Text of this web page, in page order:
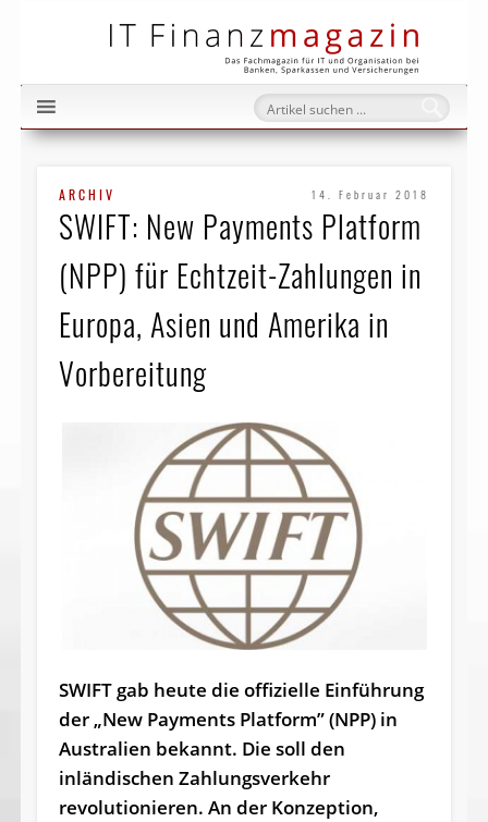
ARCHIV 14. Februar 2018
SWIFT: New Payments Platform
(NPP) für Echtzeit-Zahlungen in
Europa, Asien und Amerika in
Vorbereitung
SWIFT gab heute die offizielle Einführung
der „New Payments Platform” (NPP) in
Australien bekannt. Die soll den
inländischen Zahlungsverkehr
revolutionieren. An der Konzeption,